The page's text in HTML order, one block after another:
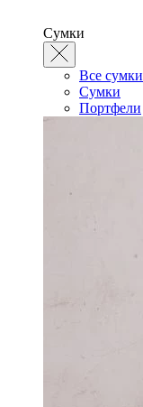
Сумки
Все сумки
Сумки
Портфели